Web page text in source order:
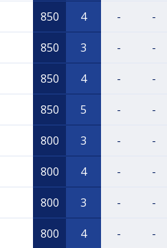
850 4 - -
850 3 - -
850 4 - -
850 5 - -
800 3 - -
800 4 - -
800 3 - -
800 4 - -